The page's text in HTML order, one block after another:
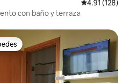
Calificación
4.91 (128)
con baño y terraza
preferido